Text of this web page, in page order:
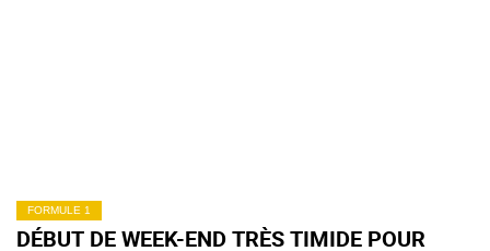
FORMULE 1
DÉBUT DE WEEK-END TRÈS TIMIDE POUR